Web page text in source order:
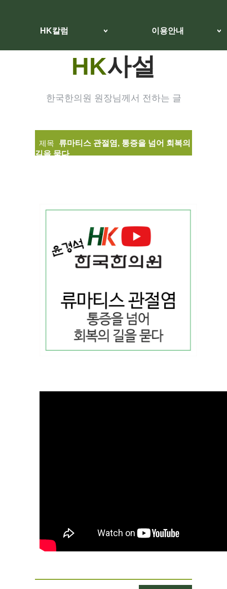
HK칼럼 이용안내
HK사설
한국한의원 원장님께서 전하는 글
제목
류마티스 관절염, 통증을 넘어 회복의
길을 묻다